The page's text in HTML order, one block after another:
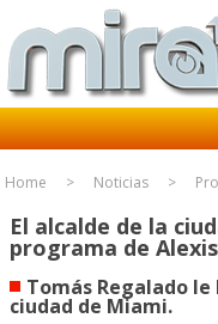
Home Noticias
El alcalde de la
programa de
Tomás Regalado
ciudad de Miami.